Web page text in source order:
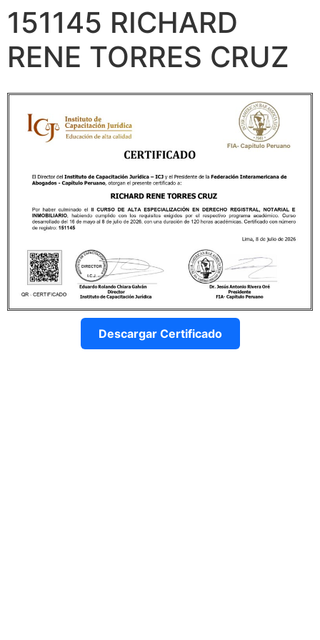
151145 RICHARD
RENE TORRES CRUZ
Descargar Certificado